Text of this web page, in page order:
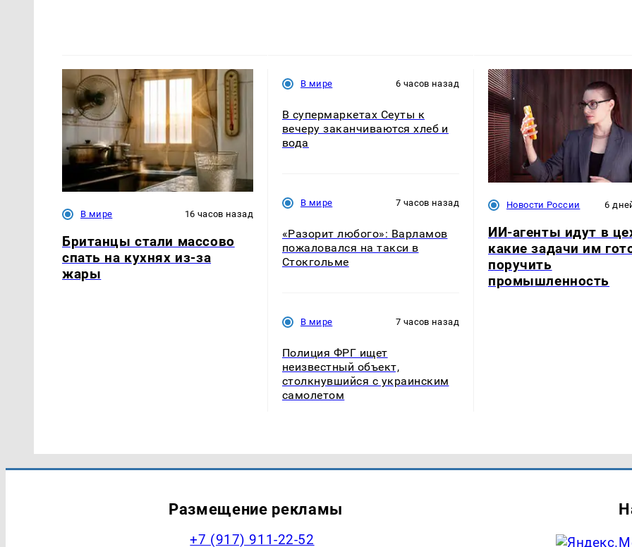
В мире 16 часов назад
Британцы стали массово
спать на кухнях из-за
жары
В мире 6 часов назад
В супермаркетах Сеуты к
вечеру заканчиваются хлеб и
вода
В мире 7 часов назад
«Разорит любого»: Варламов
пожаловался на такси в
Стокгольме
В мире 7 часов назад
Полиция ФРГ ищет
неизвестный объект,
столкнувшийся с украинским
самолетом
Новости России 6
ИИ-агенты идут в
какие задачи им
поручить
промышленность
Размещение рекламы
+7 (917) 911-22-52